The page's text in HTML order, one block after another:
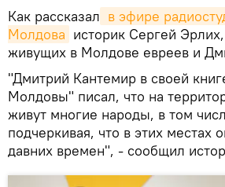
Как рассказал в эфире
Молдова историк Сергей
живущих в Молдове евреев и
"Дмитрий Кантемир в своей
Молдовы" писал, что на
живут многие народы, в том
подчеркивая, что в этих местах
давних времен", - сообщил